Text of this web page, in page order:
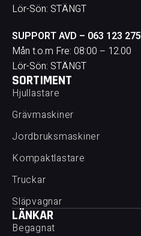
Lör-Sön: STÄNGT
SUPPORT AVD – 063 123 275
Mån t.o.m Fre: 08:00 – 12.00
Lör-Sön: STÄNGT
SORTIMENT
Hjullastare
Grävmaskiner
Jordbruksmaskiner
Kompaktlastare
Truckar
Släpvagnar
LÄNKAR
Begagnat